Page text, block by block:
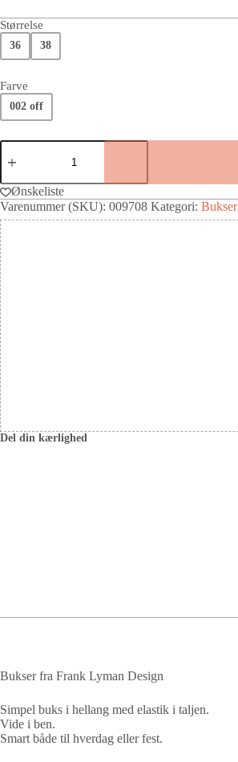
Størrelse
36 38
Farve
002 off
Ønskeliste
Varenummer (SKU): 009708 Kategori: Bukser
Del din kærlighed
Bukser fra Frank Lyman Design
Simpel buks i hellang med elastik i taljen.
Vide i ben.
Smart både til hverdag eller fest.